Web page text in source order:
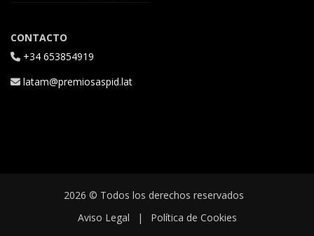
CONTACTO
+34 653854919
latam@premiosaspid.lat
2026 © Todos los derechos reservados
Aviso Legal
| Política de Cookies